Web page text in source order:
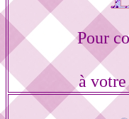
Pour
à